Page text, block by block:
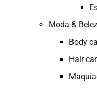
Moda &
Body
Hair